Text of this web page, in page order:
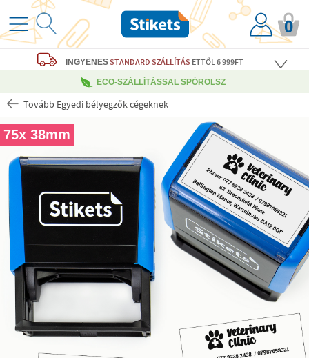
0
INGYENESSTANDARD SZÁLLÍTÁS ETTŐL 6 999FT
ECO-SZÁLLÍTÁSSAL SPÓROLSZ
Tovább Egyedi bélyegzők cégeknek
75x 38mm